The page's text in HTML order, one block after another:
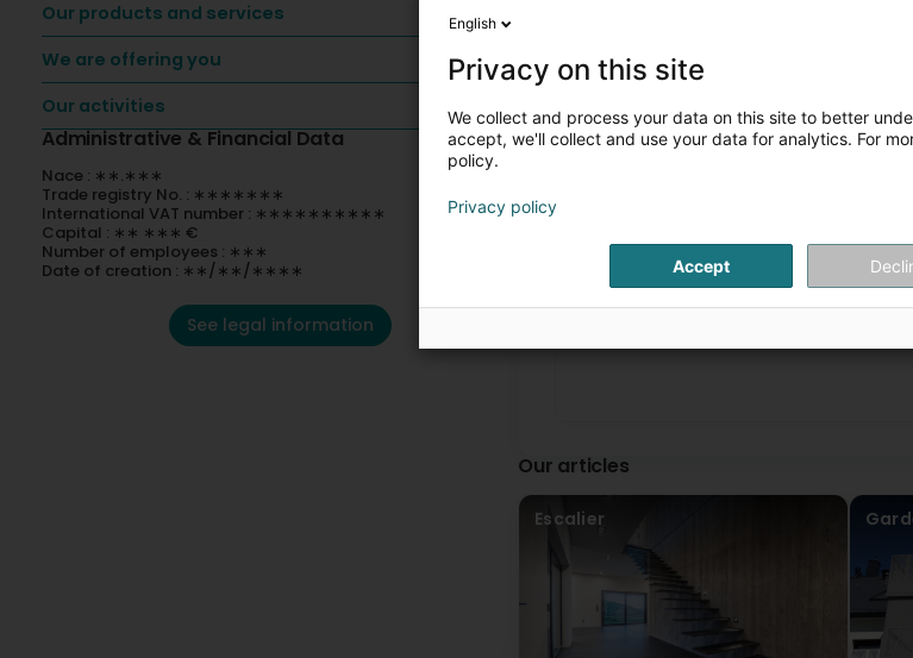
Our products and services
We are offering you
Our activities
Administrative & Financial Data
Nace : ∗∗.∗∗∗
Trade registry No. : ∗∗∗∗∗∗∗
International VAT number : ∗∗∗∗∗∗∗∗∗∗
Capital : ∗∗ ∗∗∗ €
Number of employees : ∗∗∗
Date of creation : ∗∗/∗∗/∗∗∗∗
See legal information
Si cela était possible, cette
Nous avons fait installer un garde-
en parfait état . Après la pose, un
sous le profil aluminium du garde-
de l’eau colorée sur le balcon pour
sous le balcon, ce qui semble
déplacée pour constater le
détaillée ni de solution. Nous
(Translated by Google) If it were
experience with this company. We
underside of the balcony were in
we carried out a test with colored
was observed under the balcony,
company came to assess the
analysis or a solution. We regret this
Cedric Guillaume
Travail magnifique et très bien reçu
2 Year(s) ago
Our articles
Escalier
English
Privacy on this site
We collect and process your data on this site to better
accept, we'll collect and use your data for analytics. For
policy.
Privacy policy
Accept